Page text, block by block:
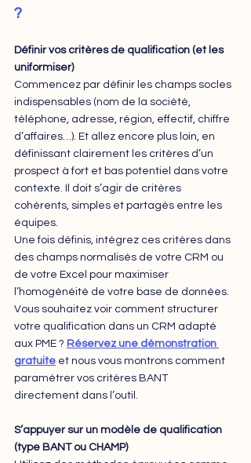
?
Définir vos critères de qualification (et les
uniformiser)
Commencez par définir les champs socles
indispensables (nom de la société,
téléphone, adresse, région, effectif, chiffre
d’affaires…). Et allez encore plus loin, en
définissant clairement les critères d’un
prospect à fort et bas potentiel dans votre
contexte. Il doit s’agir de critères
cohérents, simples et partagés entre les
équipes.
Une fois définis, intégrez ces critères dans
des champs normalisés de votre CRM ou
de votre Excel pour maximiser
l’homogénéité de votre base de données.
Vous souhaitez voir comment structurer
votre qualification dans un CRM adapté
aux PME ? Réservez une démonstration
gratuite et nous vous montrons comment
paramétrer vos critères BANT
directement dans l’outil.
S’appuyer sur un modèle de qualification
(type BANT ou CHAMP)